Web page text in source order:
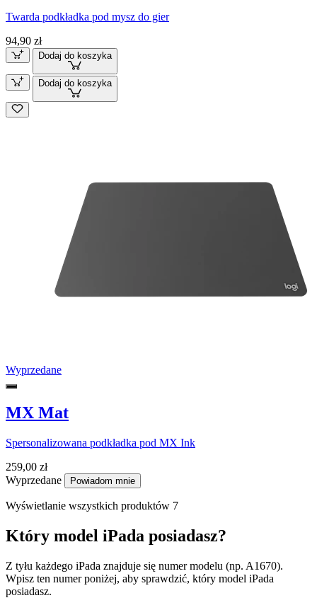
Twarda podkładka pod mysz do gier
94,90 zł
Dodaj do koszyka
Dodaj do koszyka
Wyprzedane
MX Mat
Spersonalizowana podkładka pod MX Ink
259,00 zł
Wyprzedane
Powiadom mnie
Wyświetlanie wszystkich produktów 7
Który model iPada posiadasz?
Z tyłu każdego iPada znajduje się numer modelu (np. A1670).
Wpisz ten numer poniżej, aby sprawdzić, który model iPada
posiadasz.